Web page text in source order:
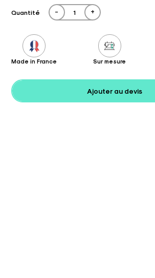
Quantité - +
Made in France Sur mesure
Ajouter au devis